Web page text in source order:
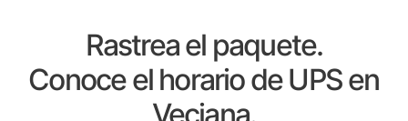
Rastrea el paquete.
Conoce el horario de UPS en